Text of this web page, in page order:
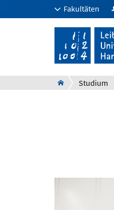
Fakultäten
Studium